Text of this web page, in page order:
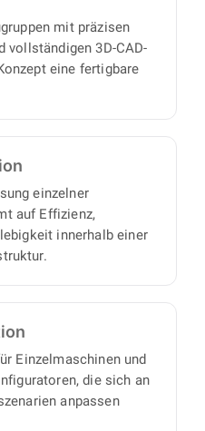
mit präzisen
vollständigen 3D-CAD-
eine fertigbare
einzelner
auf Effizienz,
innerhalb einer
Einzelmaschinen und
die sich an
anpassen